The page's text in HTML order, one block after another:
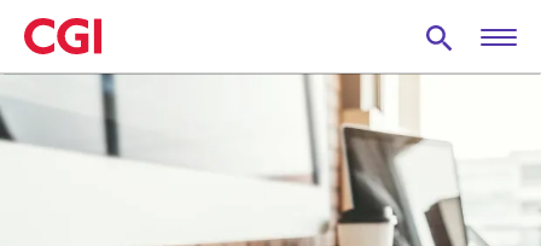
Skip
to
main